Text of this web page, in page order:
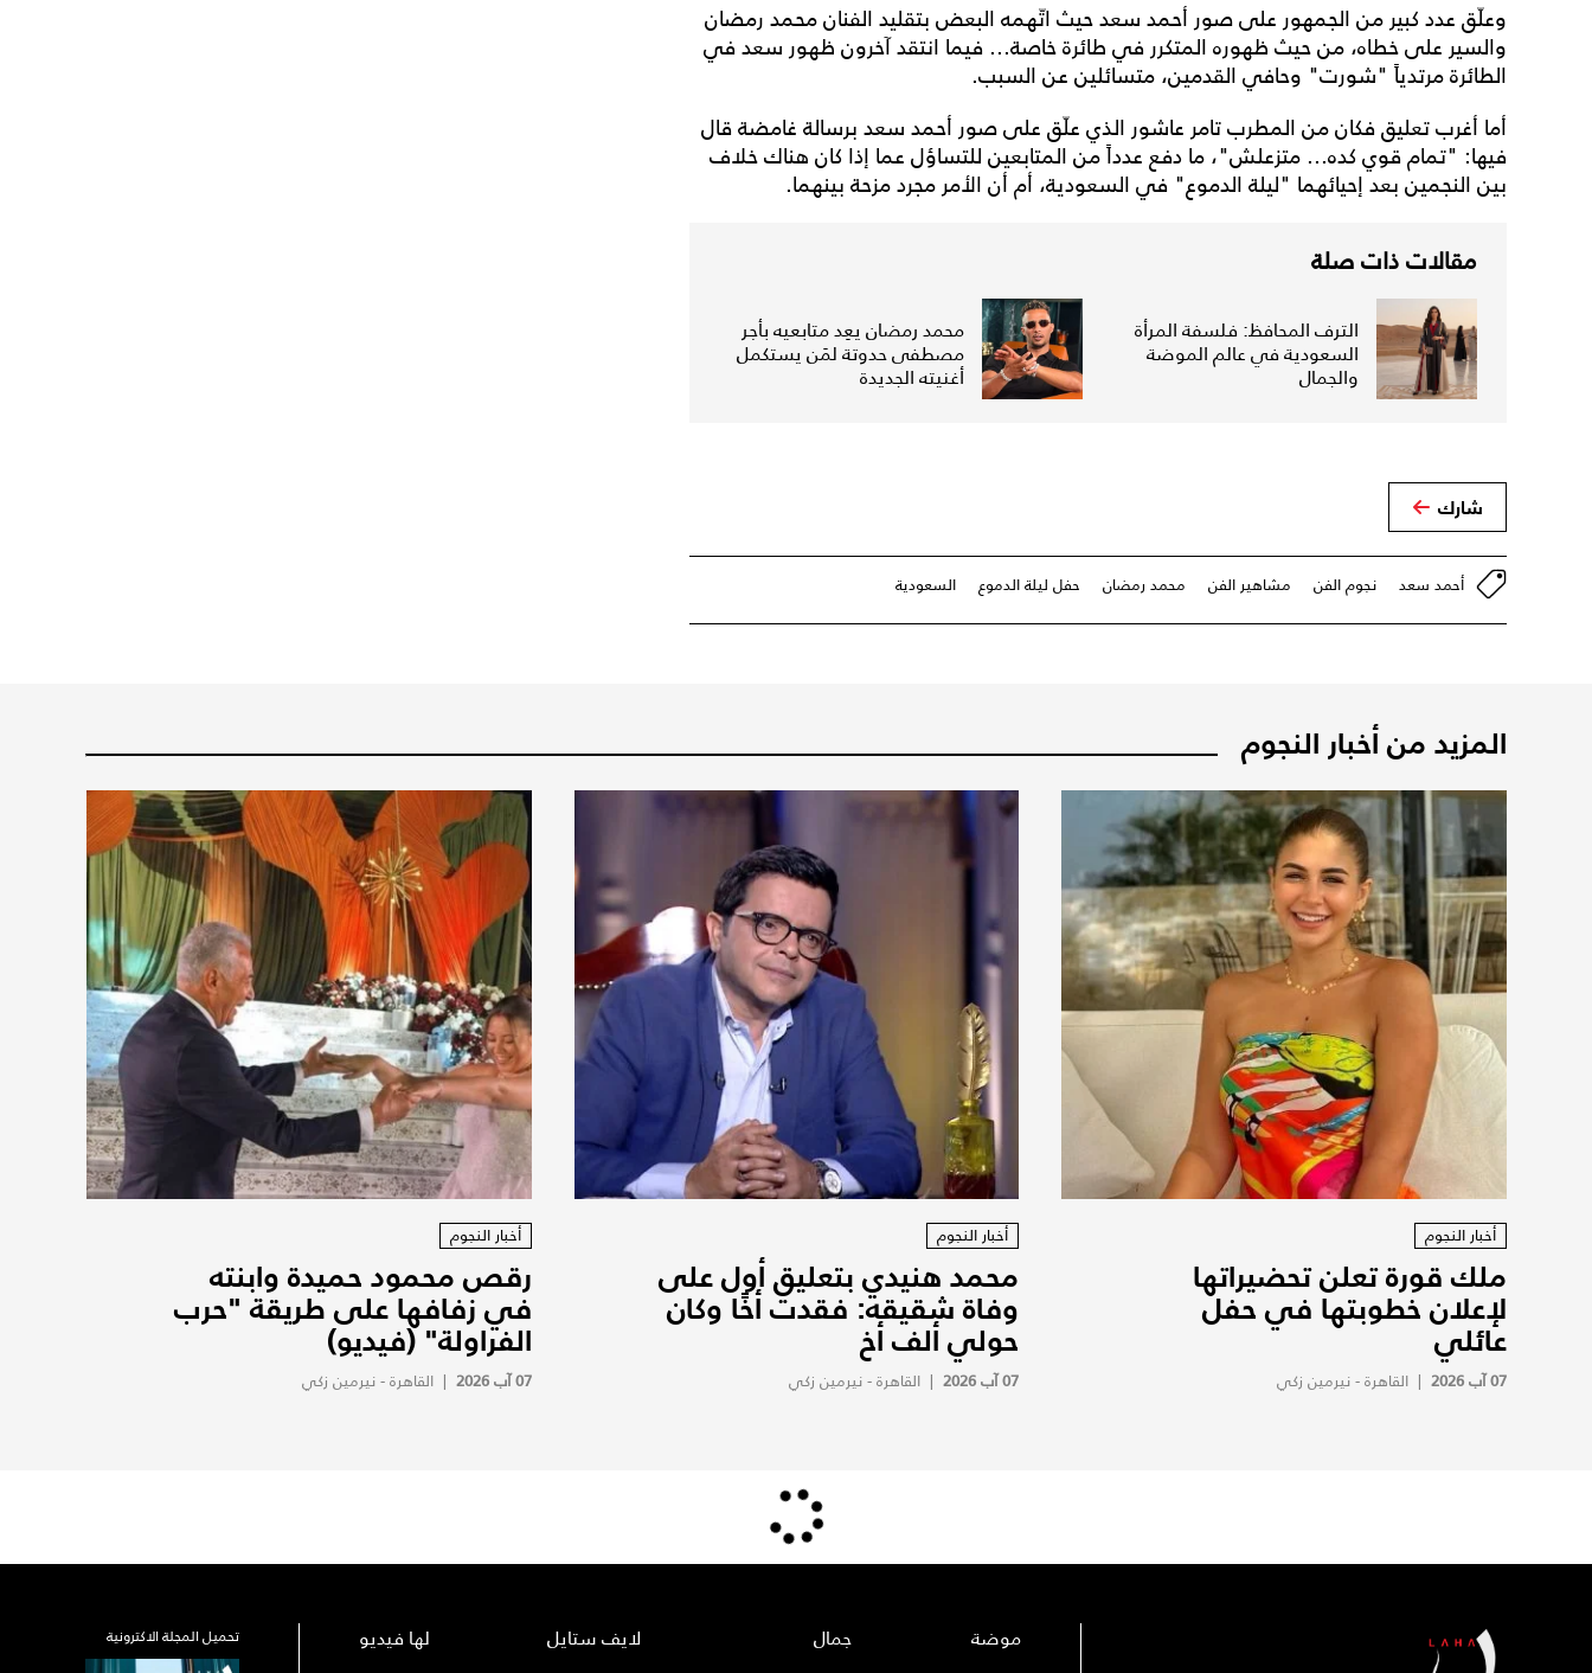
وعلّق عدد كبير من الجمهور على صور أحمد سعد حيث اتّهمه البعض بتقليد الفنان محمد رمضان
والسير على خطاه، من حيث ظهوره المتكرر في طائرة خاصة... فيما انتقد آخرون ظهور سعد في
الطائرة مرتدياً "شورت" وحافي القدمين، متسائلين عن السبب.
أما أغرب تعليق فكان من المطرب تامر عاشور الذي علّق على صور أحمد سعد برسالة غامضة قال
فيها: "تمام قوي كده... متزعلش"، ما دفع عدداً من المتابعين للتساؤل عما إذا كان هناك خلاف
بين النجمين بعد إحيائهما "ليلة الدموع" في السعودية، أم أن الأمر مجرد مزحة بينهما.
مقالات ذات صلة
الترف المحافظ: فلسفة المرأة
السعودية في عالم الموضة
والجمال
محمد رمضان يعِد متابعيه بأجر
مصطفى حدوتة لمَن يستكمل
أغنيته الجديدة
شارك
أحمد سعد نجوم الفن مشاهير الفن محمد رمضان حفل ليلة الدموع السعودية
المزيد من أخبار النجوم
أخبار النجوم
ملك قورة تعلن تحضيراتها
لإعلان خطوبتها في حفل
عائلي
07 آب 2026 | القاهرة - نيرمين زكي
أخبار النجوم
محمد هنيدي بتعليق أول على
وفاة شقيقه: فقدت أخًا وكان
حولي ألف أخ
07 آب 2026 | القاهرة - نيرمين زكي
أخبار النجوم
رقص محمود حميدة وابنته
في زفافها على طريقة "حرب
الفراولة" (فيديو)
07 آب 2026 |القاهرة - نيرمين زكي
موضة جمال لايف ستايل لها فيديو تحميل المجلة الاكترونية